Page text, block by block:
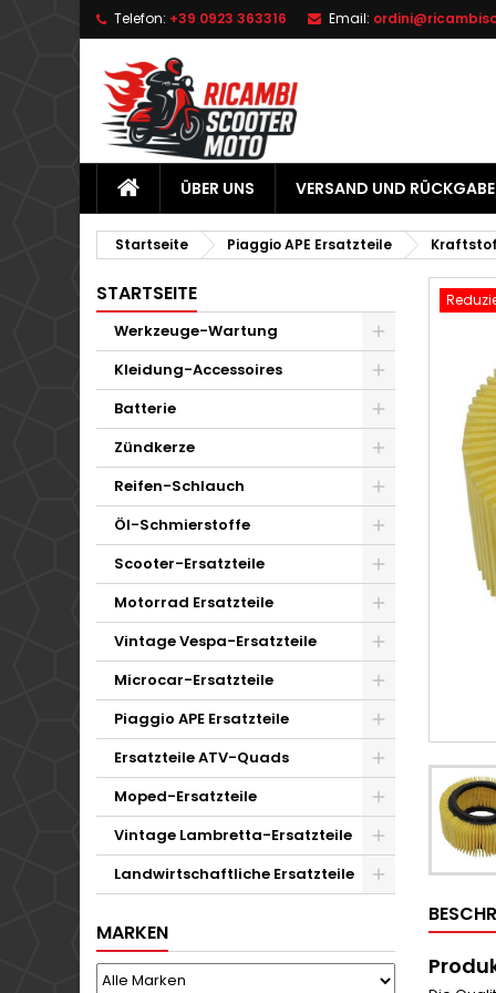
Telefon: +39 0923 363316 Email:
ÜBER UNS VERSAND UND RÜCKGABE
Startseite Piaggio APE Ersatzteile
STARTSEITE
Werkzeuge-Wartung
Kleidung-Accessoires
Batterie
Zündkerze
Reifen-Schlauch
Öl-Schmierstoffe
Scooter-Ersatzteile
Motorrad Ersatzteile
Vintage Vespa-Ersatzteile
Microcar-Ersatzteile
Piaggio APE Ersatzteile
Ersatzteile ATV-Quads
Moped-Ersatzteile
Vintage Lambretta-Ersatzteile
Landwirtschaftliche Ersatzteile
MARKEN